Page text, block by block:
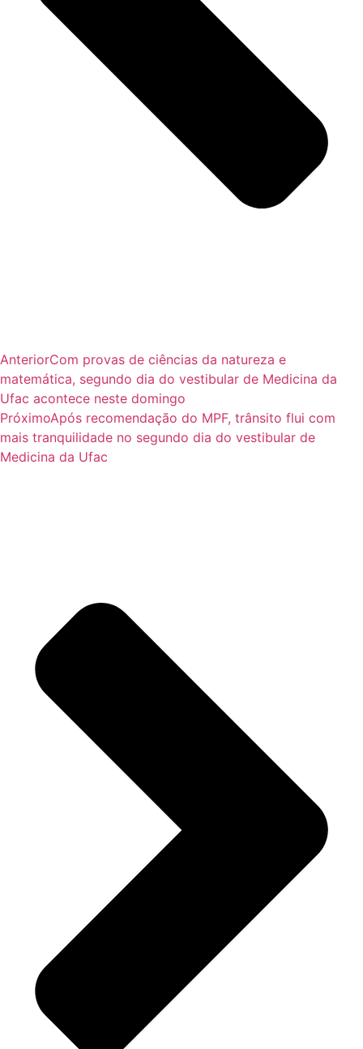
AnteriorCom provas de ciências da natureza e
matemática, segundo dia do vestibular de Medicina da
Ufac acontece neste domingo
PróximoApós recomendação do MPF, trânsito flui com
mais tranquilidade no segundo dia do vestibular de
Medicina da Ufac